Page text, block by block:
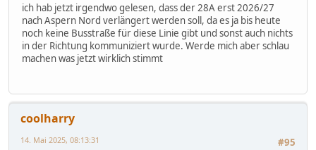
ich hab jetzt irgendwo gelesen, dass der 28A erst 2026/27
nach Aspern Nord verlängert werden soll, da es ja bis heute
noch keine Busstraße für diese Linie gibt und sonst auch nichts
in der Richtung kommuniziert wurde. Werde mich aber schlau
machen was jetzt wirklich stimmt
coolharry
#95
14. Mai 2025, 08:13:31